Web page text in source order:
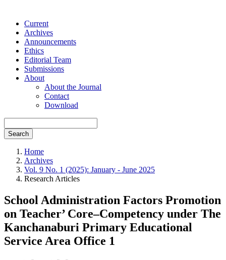
Current
Archives
Announcements
Ethics
Editorial Team
Submissions
About
About the Journal
Contact
Download
Search
Home
Archives
Vol. 9 No. 1 (2025): January - June 2025
Research Articles
School Administration Factors Promotion
on Teacher’ Core–Competency under The
Kanchanaburi Primary Educational
Service Area Office 1